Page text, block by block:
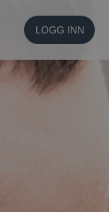
LOGG INN